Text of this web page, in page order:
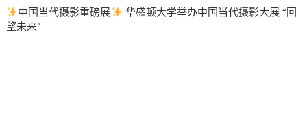
中国当代摄影重磅展
华盛顿大学举办中国当代摄影大展 “回
望未来”